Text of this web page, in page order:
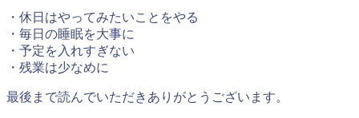
・休日はやってみたいことをやる
・毎日の睡眠を大事に
・予定を入れすぎない
・残業は少なめに
最後まで読んでいただきありがとうございます。